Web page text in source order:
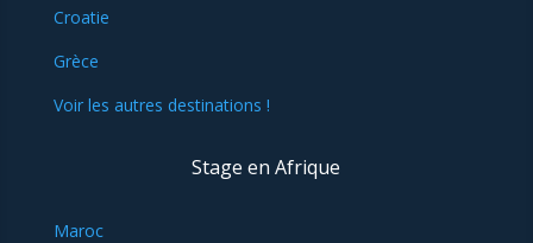
Croatie
Grèce
Voir les autres destinations !
Stage en Afrique
Maroc